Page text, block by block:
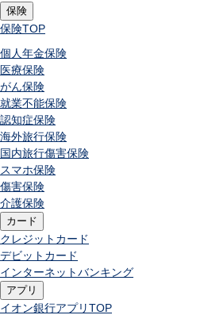
保険
保険TOP
個人年金保険
医療保険
がん保険
就業不能保険
認知症保険
海外旅行保険
国内旅行傷害保険
スマホ保険
傷害保険
介護保険
カード
クレジットカード
デビットカード
インターネットバンキング
アプリ
イオン銀行アプリTOP